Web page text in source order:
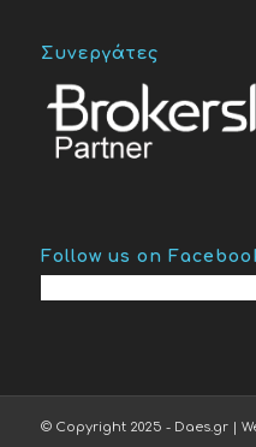
Συνεργάτες
Follow us on
© Copyright 2025 - Daes.gr |